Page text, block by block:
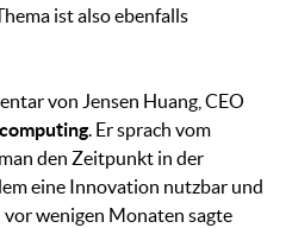
ist also ebenfalls
von Jensen Huang, CEO
. Er sprach vom
den Zeitpunkt in der
eine Innovation nutzbar und
wenigen Monaten sagte